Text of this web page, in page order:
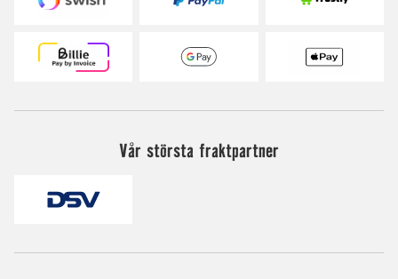
Vår största fraktpartner